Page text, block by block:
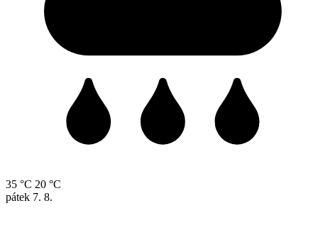
35 °C 20 °C
pátek 7. 8.